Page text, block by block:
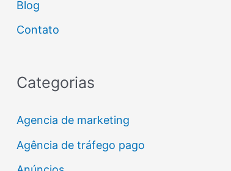
Blog
Contato
Categorias
Agencia de marketing
Agência de tráfego pago